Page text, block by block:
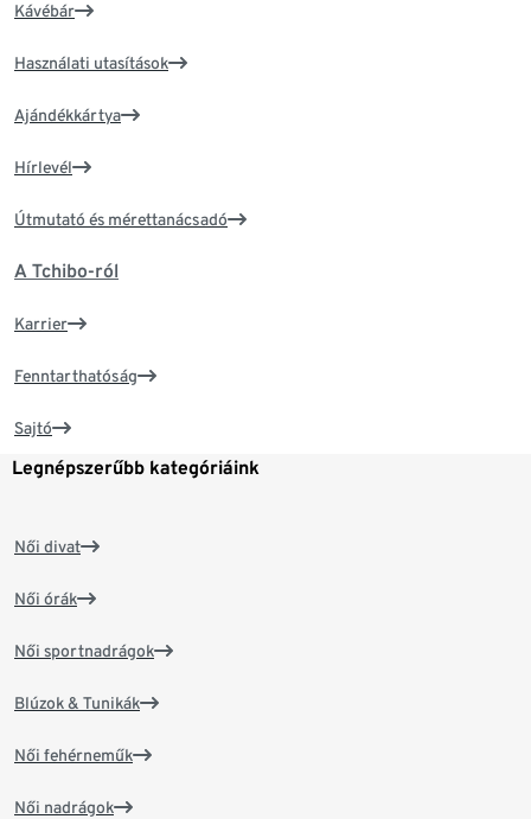
Kávébár
Használati utasítások
Ajándékkártya
Hírlevél
Útmutató és mérettanácsadó
A Tchibo-ról
Karrier
Fenntarthatóság
Sajtó
Legnépszerűbb kategóriáink
Női divat
Női órák
Női sportnadrágok
Blúzok & Tunikák
Női fehérneműk
Női nadrágok